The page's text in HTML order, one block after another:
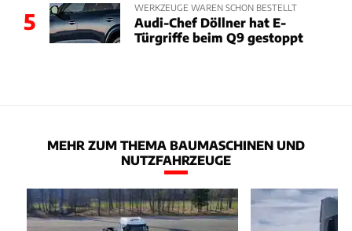
5
WERKZEUGE WAREN SCHON BESTELLT
Audi-Chef Döllner hat E-
Türgriffe beim Q9 gestoppt
MEHR ZUM THEMA BAUMASCHINEN UND
NUTZFAHRZEUGE